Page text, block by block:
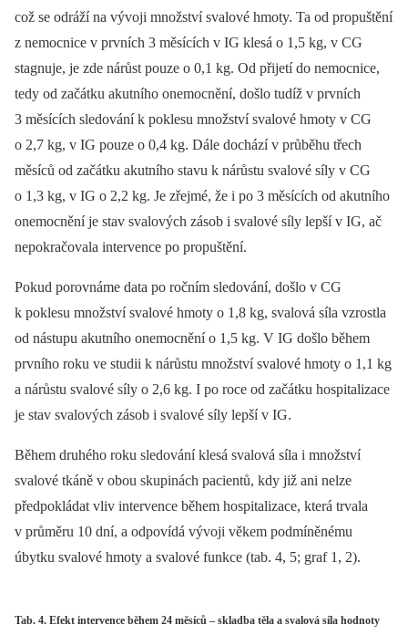
což se odráží na vývoji množství svalové hmoty. Ta od propuštění
z nemocnice v prvních 3 měsících v IG klesá o 1,5 kg, v CG
stagnuje, je zde nárůst pouze o 0,1 kg. Od přijetí do nemocnice,
tedy od začátku akutního onemocnění, došlo tudíž v prvních
3 měsících sledování k poklesu množství svalové hmoty v CG
o 2,7 kg, v IG pouze o 0,4 kg. Dále dochází v průběhu třech
měsíců od začátku akutního stavu k nárůstu svalové síly v CG
o 1,3 kg, v IG o 2,2 kg. Je zřejmé, že i po 3 měsících od akutního
onemocnění je stav svalových zásob i svalové síly lepší v IG, ač
nepokračovala intervence po propuštění.
Pokud porovnáme data po ročním sledování, došlo v CG
k poklesu množství svalové hmoty o 1,8 kg, svalová síla vzrostla
od nástupu akutního onemocnění o 1,5 kg. V IG došlo během
prvního roku ve studii k nárůstu množství svalové hmoty o 1,1 kg
a nárůstu svalové síly o 2,6 kg. I po roce od začátku hospitalizace
je stav svalových zásob i svalové síly lepší v IG.
Během druhého roku sledování klesá svalová síla i množství
svalové tkáně v obou skupinách pacientů, kdy již ani nelze
předpokládat vliv intervence během hospitalizace, která trvala
v průměru 10 dní, a odpovídá vývoji věkem podmíněnému
úbytku svalové hmoty a svalové funkce (tab. 4, 5; graf 1, 2).
Tab. 4. Efekt intervence během 24 měsíců – skladba těla a svalová síla hodnoty